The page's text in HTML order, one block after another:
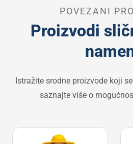
POVEZANI
Proizvodi
Istražite srodne proizvode koji
saznajte više o